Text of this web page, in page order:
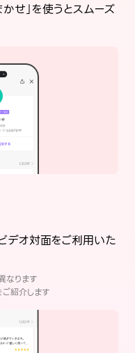
かせ」を使うとスムーズ
ビデオ対面をご利用いた
なります
ご紹介します